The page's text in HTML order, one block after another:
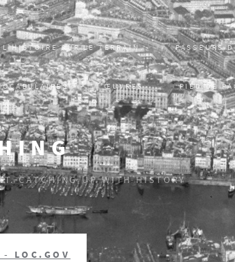
CATCHING UP WITH HISTORY
SUR LE TERRAIN PASSEURS
ŒUVRES PIED DE
- LOC.GOV